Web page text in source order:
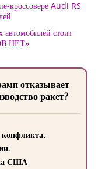
кроссовере Audi RS
стоит
отказывает
ракет?
конфликта.
США